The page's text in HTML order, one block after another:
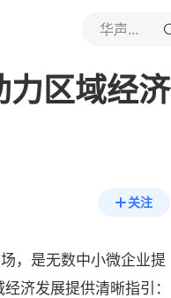
华声在线
力区域经济
关注
，是无数中小微企业提
济发展提供清晰指引：